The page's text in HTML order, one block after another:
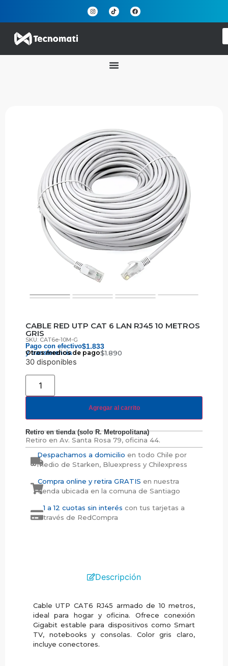
CABLE RED UTP CAT 6 LAN RJ45 10 METROS
GRIS
SKU: CAT6e-10M-G
Pago con efectivo
y transferencia
$1.833
Otros medios de pago$1.890
30 disponibles
Agregar al carrito
Retiro en tienda (solo R. Metropolitana)
Retiro en Av. Santa Rosa 79, oficina 44.
Despachamos a domicilio en todo Chile por
medio de Starken, Bluexpress y Chilexpress
Compra online y retira GRATIS en nuestra
tienda ubicada en la comuna de Santiago
1 a 12 cuotas sin interés con tus tarjetas a
través de RedCompra
Descripción
Cable UTP CAT6 RJ45 armado de 10 metros,
ideal para hogar y oficina. Ofrece conexión
Gigabit estable para dispositivos como Smart
TV, notebooks y consolas. Color gris claro,
incluye conectores.